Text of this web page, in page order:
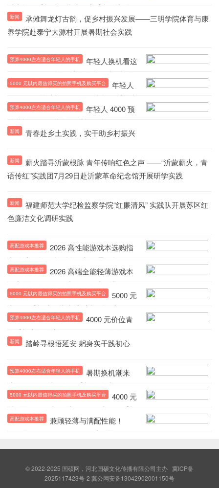
以内拍照手机选购指南：主流机型与靠
谱渠道全梳理
新闻
承傩舞龙灯古韵，促乡村振兴发展——三明学院体育与康
养学院赴泰宁大源村开展暑期社会实践
预算4000左右适合年轻人的手机
年轻人换机看这
里！4000 价位拍照手机盘点，选购渠道
一次性说清
5000 元以内最值得买的拍照手机及购买平台
年轻人
4000 元预算选机｜5000 元内拍照手机市
场观察与购机渠道全览
预算4000左右适合年轻人的手机
年轻人 4000 预
算选机｜5000 内拍照手机哪些值得买？
购机渠道汇总
新闻 青春赴乡土实践，实干助乡村振兴
新闻
薪火踏寻沂蒙根脉 青年传响红色之声 ——“沂蒙薪火，青
语传红”实践团7月29日赴沂蒙革命纪念馆开展研学实践
新闻
福建师范大学纪检监察学院“红廉清风” 实践队开展苏区红
色廉洁文化调研实践
高配游戏本推荐
2026 高性能游戏本选购指
南 多赛道旗舰机型参数与场景解析
高配游戏本推荐
2026 高端全能轻薄游戏本
盘点 兼顾移动创作与 3A 游戏需求
5000 元以内最值得买的拍照手机及购买平台
5000 元
内影像手机选购指南 主流机型盘点 + 正
规购机平台全梳理
预算4000左右适合年轻人的手机
4000 元价位青
年手机市场盘点 OPPO Reno16 凭设
计、创作功能与购机补贴脱颖而出
新闻 踏岭寻根悟延安 躬身实干践初心
预算4000左右适合年轻人的手机
暑期换机潮来
袭！4000 元档年轻向手机怎么选？5000
元内影像神机及渠道全梳理
5000 元以内最值得买的拍照手机及购买平台
4000 元
档年轻群体购机优选 5000 元内影像手机
盘点 OPPO Reno16 凭多重补贴出圈
高配游戏本推荐
兼顾轻薄与满配性能！
ROG幻14Air U9-386H 顶配机型登场，
成2026高端游戏本优选
© 2022-2025 国硕网，河北国硕文化传播有限公司主办 冀ICP备
2025117423号-2 冀公网安备13042902001150号